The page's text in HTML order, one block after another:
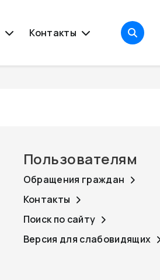
Контакты
Пользователям
Обращения граждан
Контакты
Поиск по сайту
Версия для слабовидящих